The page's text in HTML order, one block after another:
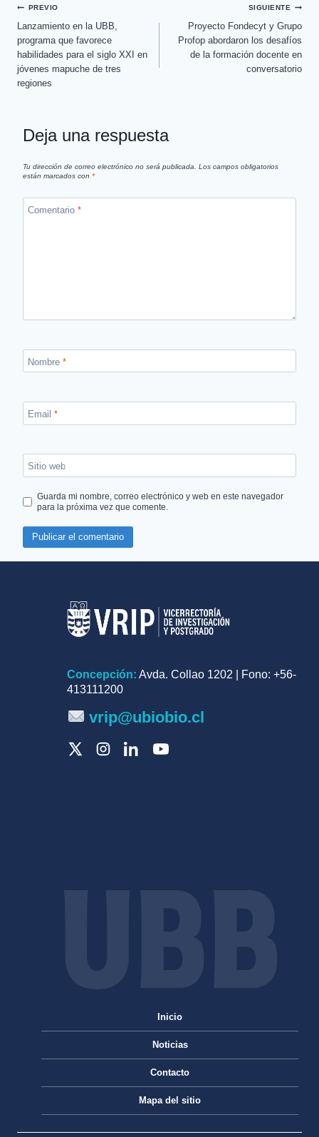
PREVIO
Lanzamiento en la UBB,
programa que favorece
habilidades para el siglo XXI en
jóvenes mapuche de tres
regiones
SIGUIENTE
Proyecto Fondecyt y Grupo
Profop abordaron los desafíos
de la formación docente en
conversatorio
Deja una respuesta
Tu dirección de correo electrónico no será publicada. Los campos obligatorios
están marcados con *
Comentario *
Nombre *
Email *
Sitio web
Guarda mi nombre, correo electrónico y web en este navegador
para la próxima vez que comente.
Concepción: Avda. Collao 1202 | Fono: +56-
413111200
vrip@ubiobio.cl
Inicio
Noticias
Contacto
Mapa del sitio